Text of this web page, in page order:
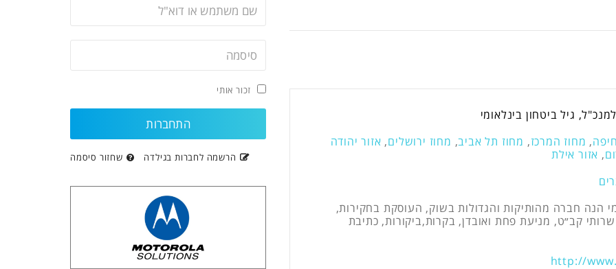
גיל ביטחון בינלאומי
, מחוז המרכז, מחוז תל אביב, מחוז ירושלים, אזור יהודה
, אזור אילת
הנה חברה מהותיקות והגדולות בשוק, העוסקת בחקירות,
שרותי קב״ט, מניעת פחת ואובדן, בקרות,ביקורות, כתיבת
http://
זכור אותי
הרשמה לחברות בגילדה שחזור סיסמה